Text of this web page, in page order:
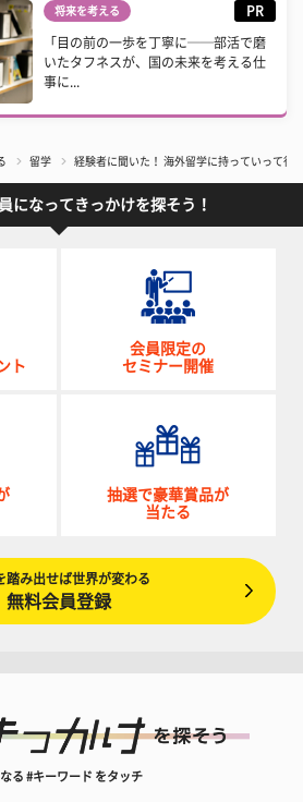
将来を考える PR
「目の前の一歩を丁寧に──部活で磨
いたタフネスが、国の未来を考える仕
事に...
留学 経験者に聞いた！ 海外留学に持っていって役
になってきっかけを探そう！
ト
会員限定の
セミナー開催
抽選で豪華賞品が
当たる
踏み出せば世界が変わる
無料会員登録
る #キーワード をタッチ